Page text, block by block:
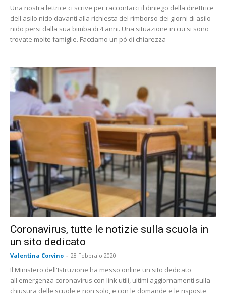
Una nostra lettrice ci scrive per raccontarci il diniego della direttrice
dell'asilo nido davanti alla richiesta del rimborso dei giorni di asilo
nido persi dalla sua bimba di 4 anni. Una situazione in cui si sono
trovate molte famiglie. Facciamo un pò di chiarezza
Coronavirus, tutte le notizie sulla scuola in
un sito dedicato
Valentina Corvino - 28 Febbraio 2020
Il Ministero dell'Istruzione ha messo online un sito dedicato
all'emergenza coronavirus con link utili, ultimi aggiornamenti sulla
chiusura delle scuole e non solo, e con le domande e le risposte